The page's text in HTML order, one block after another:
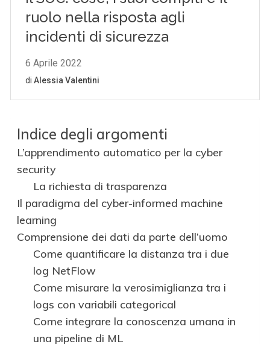
Indice degli argomenti
L’apprendimento automatico per la cyber
security
La richiesta di trasparenza
Il paradigma del cyber-informed machine
learning
Comprensione dei dati da parte dell’uomo
Come quantificare la distanza tra i due
log NetFlow
Come misurare la verosimiglianza tra i
logs con variabili categorical
Come integrare la conoscenza umana in
una pipeline di ML